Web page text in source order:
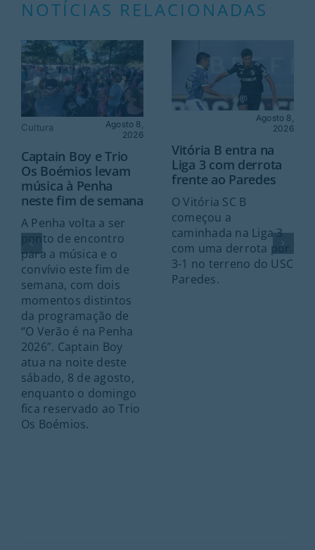
NOTÍCIAS RELACIONADAS
Cultura
Agosto 8,
2026
Captain Boy e Trio
Os Boémios levam
música à Penha
neste fim de semana
A Penha volta a ser
ponto de encontro
para a música e o
convívio este fim de
semana, com dois
momentos distintos
da programação de
“O Verão é na Penha
2026”. Captain Boy
atua na noite deste
sábado, 8 de agosto,
enquanto o domingo
fica reservado ao Trio
Os Boémios.
Agosto 8,
2026
Vitória B entra na
Liga 3 com derrota
frente ao Paredes
O Vitória SC B
começou a
caminhada na Liga 3
com uma derrota por
3-1 no terreno do USC
Paredes.